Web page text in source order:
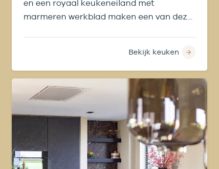
en een royaal keukeneiland met
marmeren werkblad maken een van deze
Bekijk keuken